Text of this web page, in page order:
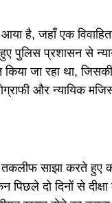
जहाँ एक विवाहिता
पुलिस प्रशासन से
जा रहा था,
और न्यायिक
तकलीफ साझा करते
दो दिनों से